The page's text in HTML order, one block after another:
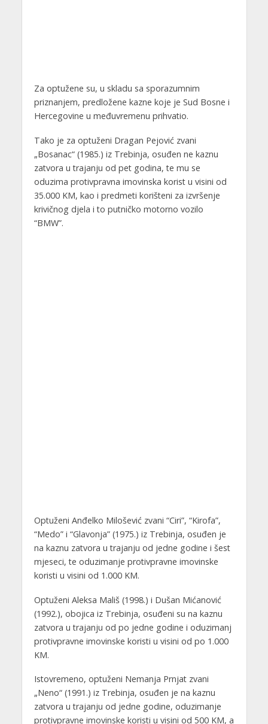
Za optužene su, u skladu sa sporazumnim
priznanjem, predložene kazne koje je Sud Bosne i
Hercegovine u međuvremenu prihvatio.
Tako je za optuženi Dragan Pejović zvani
„Bosanac“ (1985.) iz Trebinja, osuđen ne kaznu
zatvora u trajanju od pet godina, te mu se
oduzima protivpravna imovinska korist u visini od
35.000 KM, kao i predmeti korišteni za izvršenje
krivičnog djela i to putničko motorno vozilo
“BMW”.
Optuženi Anđelko Milošević zvani “Ciri”, “Kirofa”,
“Medo” i “Glavonja” (1975.) iz Trebinja, osuđen je
na kaznu zatvora u trajanju od jedne godine i šest
mjeseci, te oduzimanje protivpravne imovinske
koristi u visini od 1.000 KM.
Optuženi Aleksa Mališ (1998.) i Dušan Mićanović
(1992.), obojica iz Trebinja, osuđeni su na kaznu
zatvora u trajanju od po jedne godine i oduzimanj
protivpravne imovinske koristi u visini od po 1.000
KM.
Istovremeno, optuženi Nemanja Prnjat zvani
„Neno“ (1991.) iz Trebinja, osuđen je na kaznu
zatvora u trajanju od jedne godine, oduzimanje
protivpravne imovinske koristi u visini od 500 KM, a